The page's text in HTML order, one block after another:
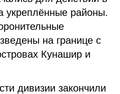
укреплённые районы.
на границе с
Кунашир и
дивизии закончили